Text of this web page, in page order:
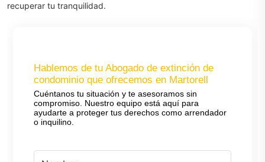
recuperar tu tranquilidad.
Hablemos de tu Abogado de extinción de
condominio que ofrecemos en Martorell
Cuéntanos tu situación y te asesoramos sin
compromiso. Nuestro equipo está aquí para
ayudarte a proteger tus derechos como arrendador
o inquilino.